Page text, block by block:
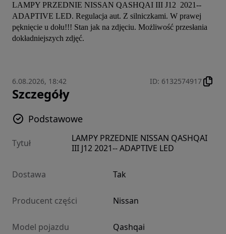
LAMPY PRZEDNIE NISSAN QASHQAI III J12  2021--
ADAPTIVE LED. Regulacja aut. Z silniczkami. W prawej
pęknięcie u dołu!!! Stan jak na zdjęciu. Możliwość przesłania
dokładniejszych zdjęć.
6.08.2026, 18:42 ID: 6132574917
Szczegóły
Podstawowe
Tytuł
LAMPY PRZEDNIE NISSAN QASHQAI
III J12 2021-- ADAPTIVE LED
Dostawa Tak
Producent części Nissan
Model pojazdu Qashqai